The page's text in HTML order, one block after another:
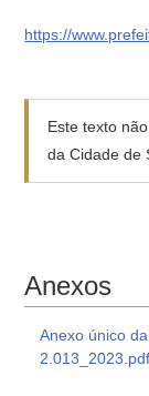
https://
Este texto
da Cidade de
Anexos
Anexo único